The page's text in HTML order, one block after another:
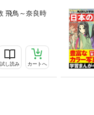
飛鳥～奈良時
試し読み カートへ